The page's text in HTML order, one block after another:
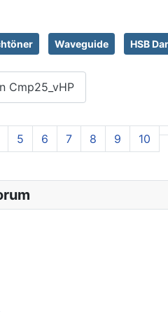
Waveguide HSB
Cmp25_vHP
5 6 7 8 9 10